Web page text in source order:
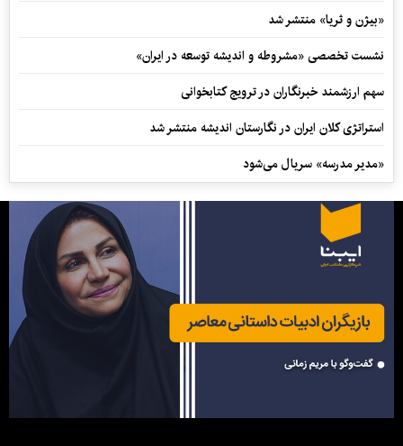
«بیژن و ثریا» منتشر شد
نشست تخصصی «مشروطه و اندیشه توسعه در ایران»
سهم ارزشمند خبرنگاران در ترویج کتابخوانی
استراتژی کلان ایران در نگارستان اندیشه منتشر شد
«مدیر مدرسه» سریال می‌شود